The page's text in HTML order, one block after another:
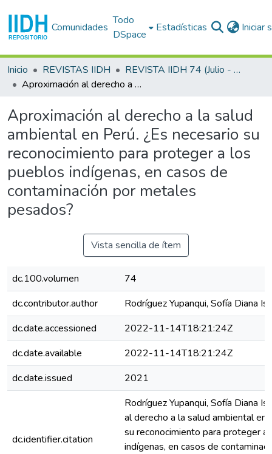
Comunidades
Todo
DSpace
Estadísticas Iniciar
Inicio REVISTAS IIDH
REVISTA IIDH 74 (Julio - Diciembre 2021)
Aproximación al derecho a la salud ambiental en Perú. ¿Es necesario su reconocimiento para proteger a los pueblos indígenas, en casos de contaminación por metales pesados?
Aproximación al derecho a la salud
ambiental en Perú. ¿Es necesario su
reconocimiento para proteger a los
pueblos indígenas, en casos de
contaminación por metales
pesados?
Vista sencilla de ítem
dc.100.volumen
74
dc.contributor.author
Rodríguez Yupanqui, Sofía Diana
dc.date.accessioned
2022-11-14T18:21:24Z
dc.date.available
2022-11-14T18:21:24Z
dc.date.issued
2021
dc.identifier.citation
Rodríguez Yupanqui, Sofía Diana
al derecho a la salud ambiental en
su reconocimiento para proteger
indígenas, en casos de